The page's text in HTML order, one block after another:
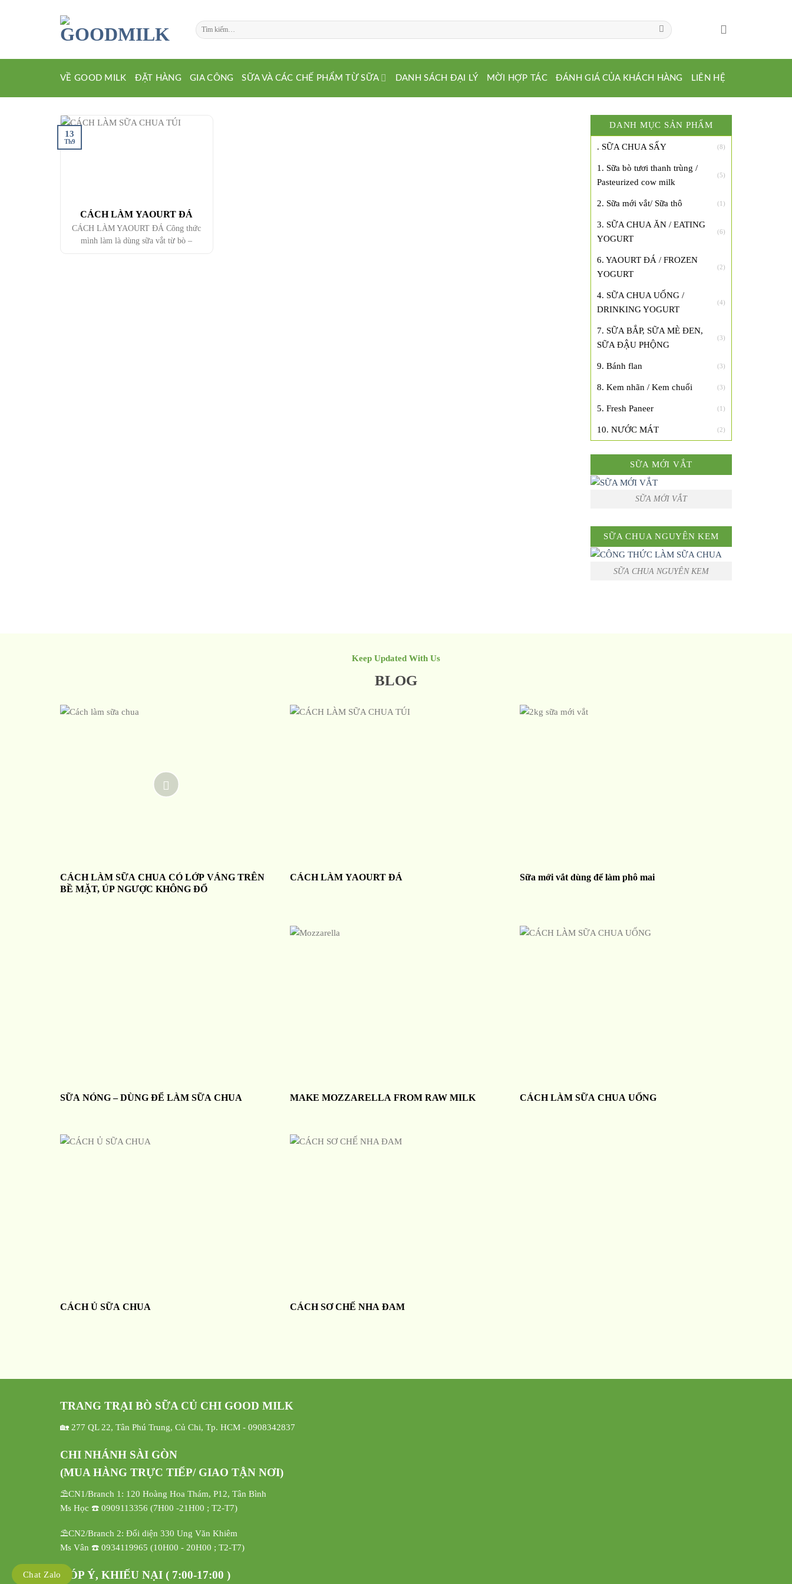
Tìm
kiếm:
VỀ GOOD MILK ĐẶT HÀNG GIA CÔNG SỮA VÀ CÁC CHẾ PHẨM TỪ SỮA DANH SÁCH ĐẠI LÝ MỜI HỢP TÁC ĐÁNH GIÁ CỦA KHÁCH HÀNG LIÊN HỆ
CÁCH LÀM YAOURT ĐÁ
CÁCH LÀM YAOURT ĐÁ Công thức
mình làm là dùng sữa vắt từ bò –
13
Th9
DANH MỤC SẢN PHẨM
. SỮA CHUA SẤY (8)
1. Sữa bò tươi thanh trùng /
Pasteurized cow milk
(5)
2. Sữa mới vắt/ Sữa thô (1)
3. SỮA CHUA ĂN / EATING
YOGURT
(6)
6. YAOURT ĐÁ / FROZEN
YOGURT
(2)
4. SỮA CHUA UỐNG /
DRINKING YOGURT
(4)
7. SỮA BẮP, SỮA MÈ ĐEN,
SỮA ĐẬU PHỘNG
(3)
9. Bánh flan (3)
8. Kem nhãn / Kem chuối (3)
5. Fresh Paneer (1)
10. NƯỚC MÁT (2)
SỮA MỚI VẮT
SỮA MỚI VẮT
SỮA CHUA NGUYÊN KEM
SỮA CHUA NGUYÊN KEM
Keep Updated With Us
BLOG
CÁCH LÀM SỮA CHUA CÓ LỚP VÁNG TRÊN
BỀ MẶT, ÚP NGƯỢC KHÔNG ĐỔ
CÁCH LÀM YAOURT ĐÁ Sữa mới vắt dùng để làm phô mai
SỮA NÓNG – DÙNG ĐỂ LÀM SỮA CHUA MAKE MOZZARELLA FROM RAW MILK CÁCH LÀM SỮA CHUA UỐNG
CÁCH Ủ SỮA CHUA CÁCH SƠ CHẾ NHA ĐAM
TRANG TRẠI BÒ SỮA CỦ CHI GOOD MILK
🏡 277 QL 22, Tân Phú Trung, Củ Chi, Tp. HCM - 0908342837
CHI NHÁNH SÀI GÒN
(MUA HÀNG TRỰC TIẾP/ GIAO TẬN NƠI)
⛱️CN1/Branch 1: 120 Hoàng Hoa Thám, P12, Tân Bình
Ms Học ☎️ 0909113356 (7H00 -21H00 ; T2-T7)
⛱️CN2/Branch 2: Đối diện 330 Ung Văn Khiêm
Ms Vân ☎️ 0934119965 (10H00 - 20H00 ; T2-T7)
GÓP Ý, KHIẾU NẠI ( 7:00-17:00 )
Chat Zalo